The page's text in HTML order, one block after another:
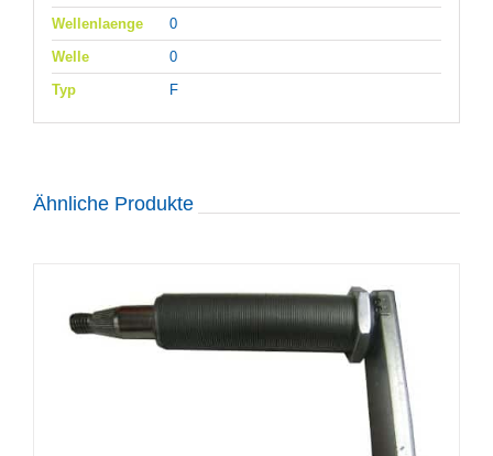
Wellenlaenge
0
Welle
0
Typ
F
Ähnliche Produkte